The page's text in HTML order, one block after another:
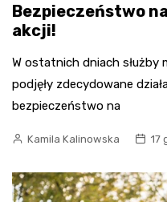
Bezpieczeństwo
akcji!
W ostatnich dniach służby
podjęły zdecydowane
bezpieczeństwo na
Kamila Kalinowska 17